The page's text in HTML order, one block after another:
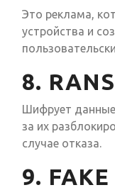
Это реклама,
устройства и
8.
Шифрует данные
за их
случае отказа.
9. FAKE